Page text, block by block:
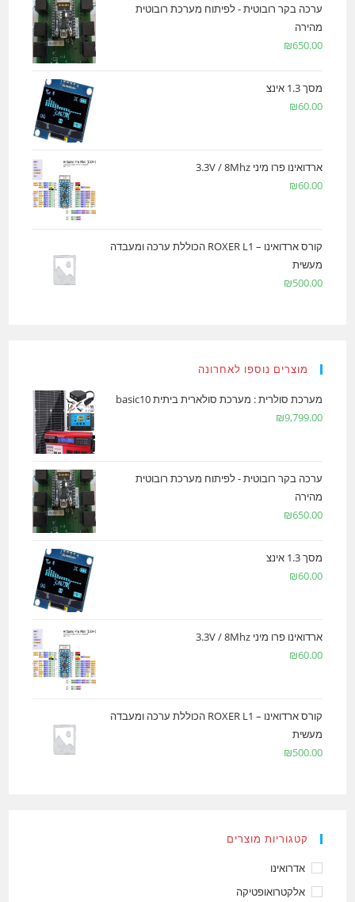
ערכה בקר רובוטית - לפיתוח מערכת רובוטית
מהירה
₪650.00
מסך 1.3 אינצ
₪60.00
ארדואינו פרו מיני 3.3V / 8Mhz
₪60.00
קורס ארדואינו – ROXER L1 הכוללת ערכה ומעבדה
מעשית
₪500.00
מוצרים נוספו לאחרונה
מערכת סולרית : מערכת סולארית ביתית basic10
₪9,799.00
ערכה בקר רובוטית - לפיתוח מערכת רובוטית
מהירה
₪650.00
מסך 1.3 אינצ
₪60.00
ארדואינו פרו מיני 3.3V / 8Mhz
₪60.00
קורס ארדואינו – ROXER L1 הכוללת ערכה ומעבדה
מעשית
₪500.00
קטגוריות מוצרים
אדרואינו
אלקטרואופטיקה